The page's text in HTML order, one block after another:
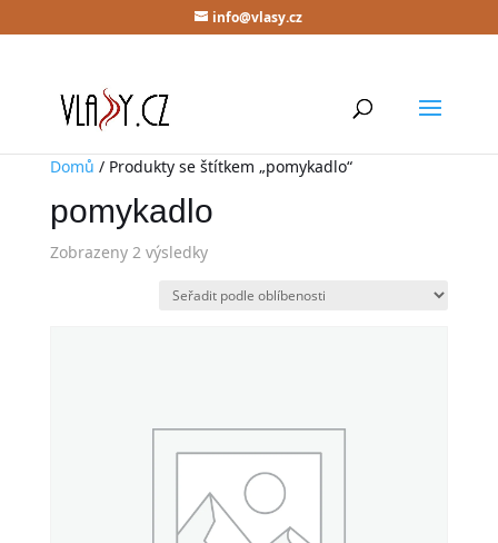
info@vlasy.cz
Domů / Produkty se štítkem „pomykadlo“
pomykadlo
Zobrazeny 2 výsledky